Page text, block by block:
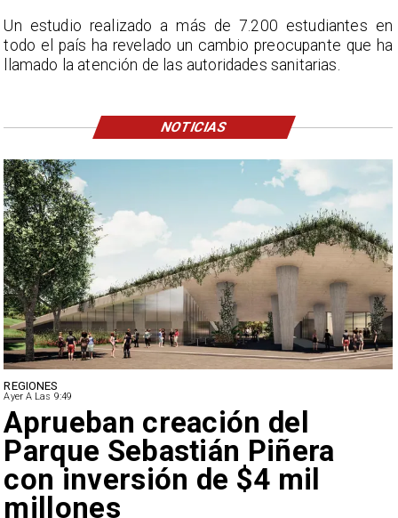
DEPORTES
Ayer A Las 9:49
Claudio Bravo baja la
euforia sobre fichaje de
Vozinha
Un estudio realizado a más de 7.200 estudiantes en
todo el país ha revelado un cambio preocupante que ha
llamado la atención de las autoridades sanitarias.
NOTICIAS